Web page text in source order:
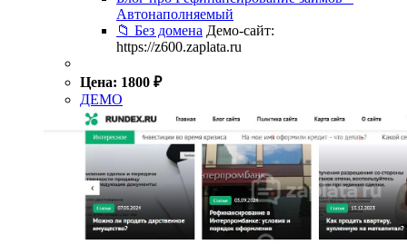
Автонаполняемый
📁 Без домена Демо-сайт:
https://z600.zaplata.ru
Цена: 1800 ₽
ДЕМО